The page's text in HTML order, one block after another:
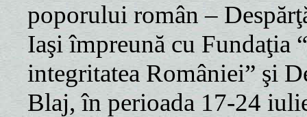
poporului român –
Iaşi împreună cu Fundaţia
integritatea României” şi
Blaj, în perioada 17-24